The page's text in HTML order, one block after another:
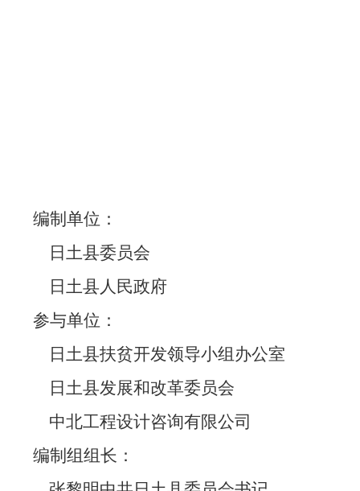
编制单位：
日土县委员会
日土县人民政府
参与单位：
日土县扶贫开发领导小组办公室
日土县发展和改革委员会
中北工程设计咨询有限公司
编制组组长：